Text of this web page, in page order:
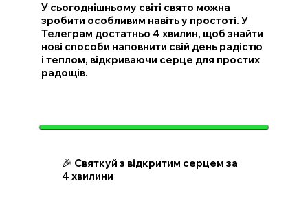
У сьогоднішньому світі свято можна
зробити особливим навіть у простоті. У
Телеграм достатньо 4 хвилин, щоб знайти
нові способи наповнити свій день радістю
і теплом, відкриваючи серце для простих
радощів.
🎉 Святкуй з відкритим серцем за
4 хвилини